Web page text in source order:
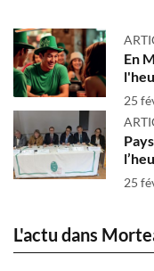
En
25
25
L'actu dans